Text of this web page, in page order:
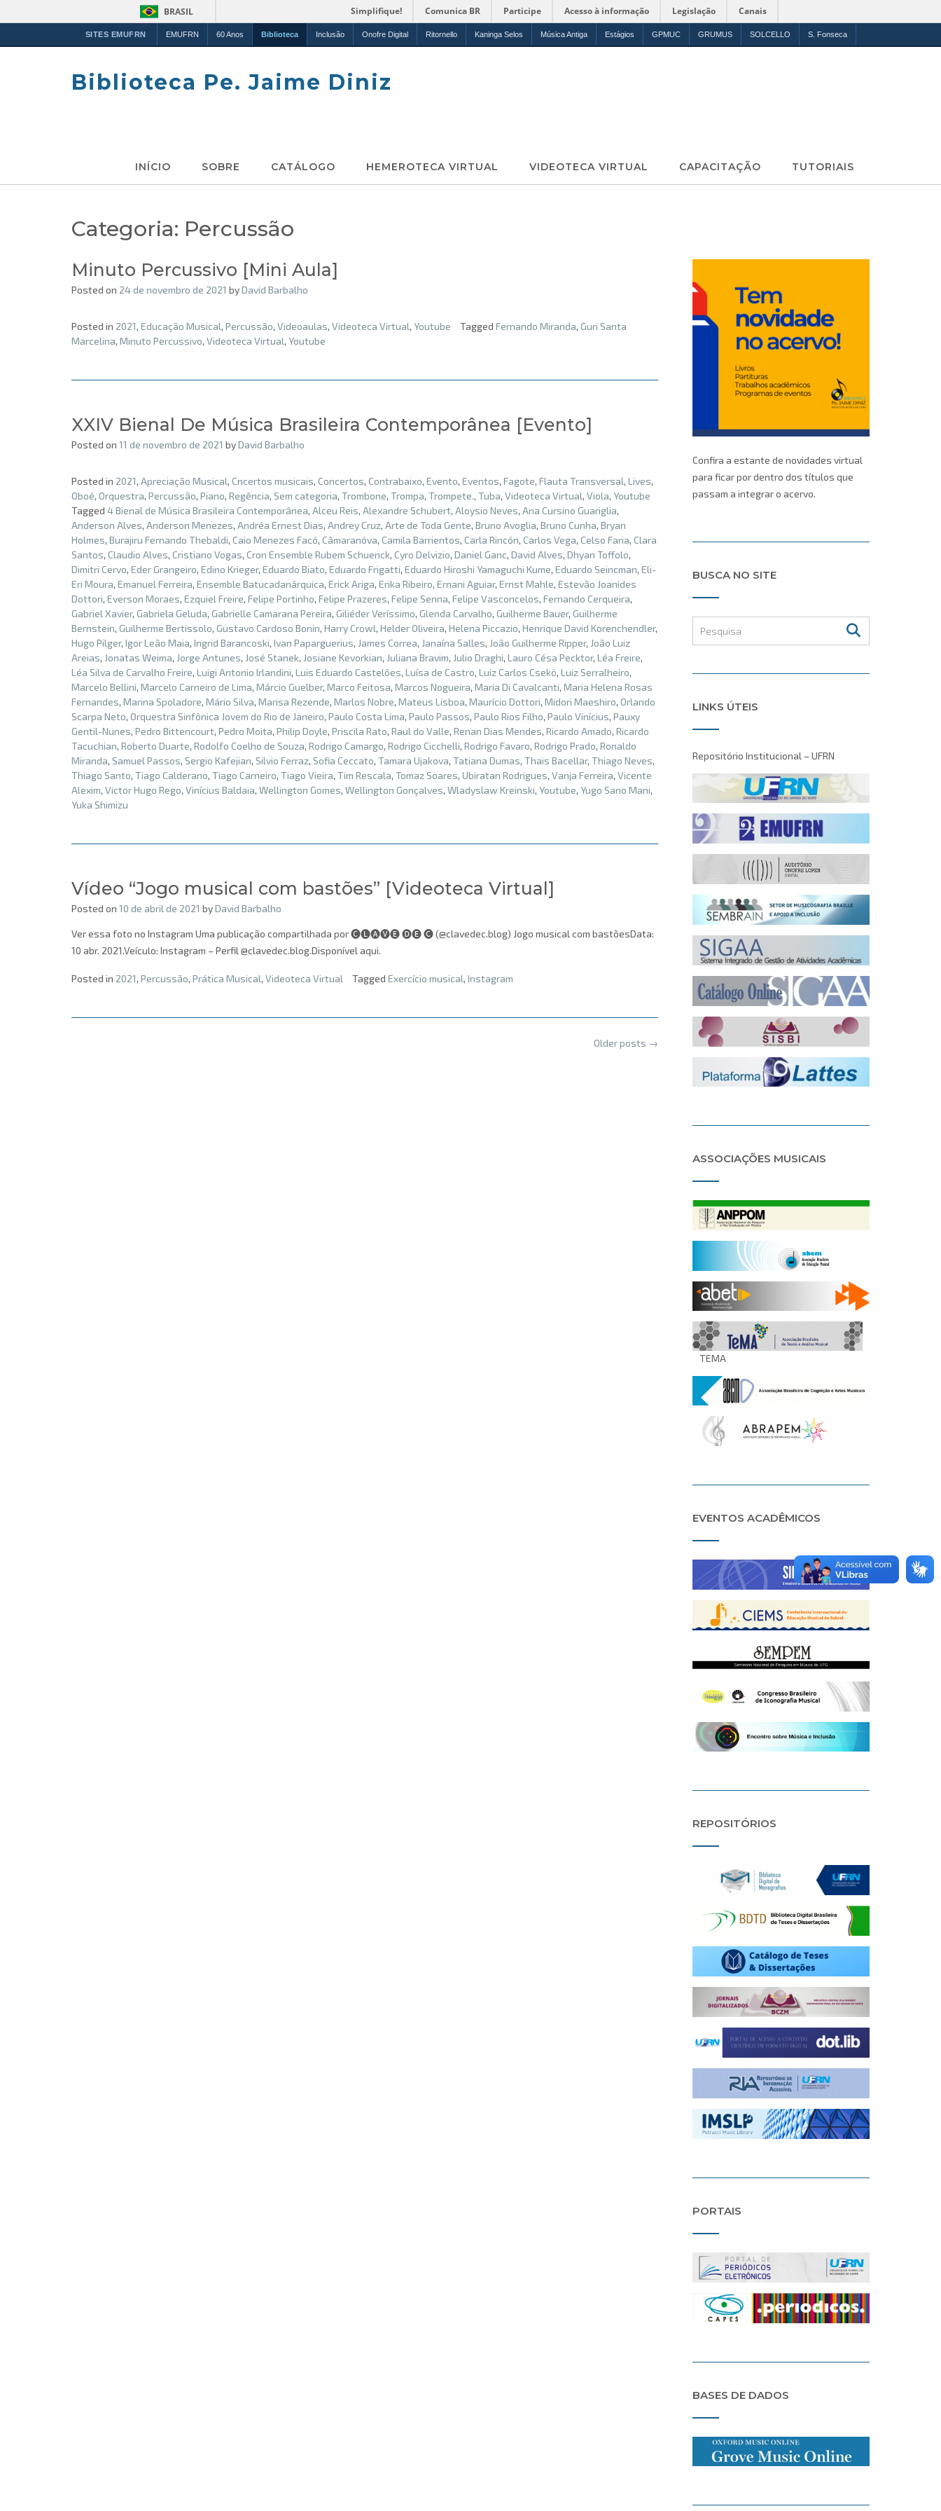
BRASIL Simplifique! Comunica BR Participe Acesso à informação Legislação Canais
SITES EMUFRN EMUFRN 60 Anos Biblioteca Inclusão Onofre Digital Ritornello Kaninga Selos Música Antiga Estágios GPMUC GRUMUS SOLCELLO S. Fonseca
Biblioteca Pe. Jaime Diniz
INÍCIO SOBRE CATÁLOGO HEMEROTECA VIRTUAL VIDEOTECA VIRTUAL CAPACITAÇÃO TUTORIAIS
Categoria: Percussão
Minuto Percussivo [Mini Aula]
Posted on 24 de novembro de 2021 byDavid Barbalho
Posted in 2021, Educação Musical, Percussão, Videoaulas, Videoteca Virtual, Youtube Tagged Fernando Miranda, Guri Santa
Marcelina, Minuto Percussivo, Videoteca Virtual, Youtube
XXIV Bienal De Música Brasileira Contemporânea [Evento]
Posted on 11 de novembro de 2021 byDavid Barbalho
Posted in 2021, Apreciação Musical, Cncertos musicais, Concertos, Contrabaixo, Evento, Eventos, Fagote, Flauta Transversal, Lives,
Oboé, Orquestra, Percussão, Piano, Regência, Sem categoria, Trombone, Trompa, Trompete., Tuba, Videoteca Virtual, Viola, Youtube
Tagged 4 Bienal de Música Brasileira Contemporânea, Alceu Reis, Alexandre Schubert, Aloysio Neves, Ana Cursino Guariglia,
Anderson Alves, Anderson Menezes, Andréa Ernest Dias, Andrey Cruz, Arte de Toda Gente, Bruno Avoglia, Bruno Cunha, Bryan
Holmes, Burajiru Fernando Thebaldi, Caio Menezes Facó, Câmaranóva, Camila Barrientos, Carla Rincón, Carlos Vega, Celso Faria, Clara
Santos, Claudio Alves, Cristiano Vogas, Cron Ensemble Rubem Schuenck, Cyro Delvizio, Daniel Ganc, David Alves, Dhyan Toffolo,
Dimitri Cervo, Eder Grangeiro, Edino Krieger, Eduardo Biato, Eduardo Frigatti, Eduardo Hiroshi Yamaguchi Kume, Eduardo Seincman, Eli-
Eri Moura, Emanuel Ferreira, Ensemble Batucadanárquica, Erick Ariga, Erika Ribeiro, Ernani Aguiar, Ernst Mahle, Estevão Joanides
Dottori, Everson Moraes, Ezquiel Freire, Felipe Portinho, Felipe Prazeres, Felipe Senna, Felipe Vasconcelos, Fernando Cerqueira,
Gabriel Xavier, Gabriela Geluda, Gabrielle Camarana Pereira, Giliéder Veríssimo, Glenda Carvalho, Guilherme Bauer, Guilherme
Bernstein, Guilherme Bertissolo, Gustavo Cardoso Bonin, Harry Crowl, Helder Oliveira, Helena Piccazio, Henrique David Korenchendler,
Hugo Pilger, Igor Leão Maia, Ingrid Barancoski, Ivan Paparguerius, James Correa, Janaína Salles, João Guilherme Ripper, João Luiz
Areias, Jonatas Weima, Jorge Antunes, José Stanek, Josiane Kevorkian, Juliana Bravim, Julio Draghi, Lauro Césa Pecktor, Léa Freire,
Léa Silva de Carvalho Freire, Luigi Antonio Irlandini, Luis Eduardo Castelões, Luísa de Castro, Luiz Carlos Csekö, Luiz Serralheiro,
Marcelo Bellini, Marcelo Carneiro de Lima, Márcio Guelber, Marco Feitosa, Marcos Nogueira, Maria Di Cavalcanti, Maria Helena Rosas
Fernandes, Marina Spoladore, Mário Silva, Marisa Rezende, Marlos Nobre, Mateus Lisboa, Maurício Dottori, Midori Maeshiro, Orlando
Scarpa Neto, Orquestra Sinfônica Jovem do Rio de Janeiro, Paulo Costa Lima, Paulo Passos, Paulo Rios Filho, Paulo Vinícius, Pauxy
Gentil-Nunes, Pedro Bittencourt, Pedro Moita, Philip Doyle, Priscila Rato, Raul do Valle, Renan Dias Mendes, Ricardo Amado, Ricardo
Tacuchian, Roberto Duarte, Rodolfo Coelho de Souza, Rodrigo Camargo, Rodrigo Cicchelli, Rodrigo Favaro, Rodrigo Prado, Ronaldo
Miranda, Samuel Passos, Sergio Kafejian, Silvio Ferraz, Sofia Ceccato, Tamara Ujakova, Tatiana Dumas, Thais Bacellar, Thiago Neves,
Thiago Santo, Tiago Calderano, Tiago Carneiro, Tiago Vieira, Tim Rescala, Tomaz Soares, Ubiratan Rodrigues, Vanja Ferreira, Vicente
Alexim, Victor Hugo Rego, Vinícius Baldaia, Wellington Gomes, Wellington Gonçalves, Wladyslaw Kreinski, Youtube, Yugo Sano Mani,
Yuka Shimizu
Vídeo “Jogo musical com bastões” [Videoteca Virtual]
Posted on 10 de abril de 2021 byDavid Barbalho
Ver essa foto no Instagram Uma publicação compartilhada por 🅒🅛🅐🅥🅔 🅓🅔 🅒 (@clavedec.blog) Jogo musical com bastõesData:
10 abr. 2021.Veículo: Instagram – Perfil @clavedec.blog.Disponível aqui.
Posted in 2021, Percussão, Prática Musical, Videoteca Virtual Tagged Exercício musical, Instagram
Older posts →
Confira a estante de novidades virtual
para ficar por dentro dos títulos que
passam a integrar o acervo.
BUSCA NO SITE
LINKS ÚTEIS
Repositório Institucional – UFRN
ASSOCIAÇÕES MUSICAIS
TEMA
EVENTOS ACADÊMICOS
REPOSITÓRIOS
PORTAIS
BASES DE DADOS